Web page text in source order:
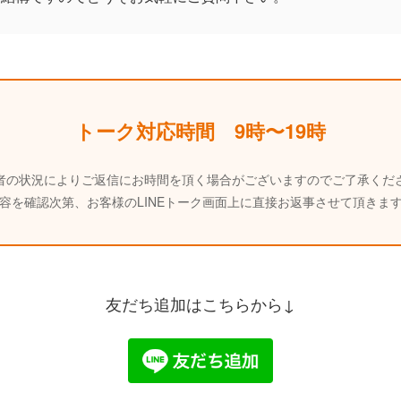
トーク対応時間 9時〜19時
の状況によりご返信にお時間を頂く場合がございますのでご了承くだ
を確認次第、お客様のLINEトーク画面上に直接お返事させて頂きます
友だち追加はこちらから↓